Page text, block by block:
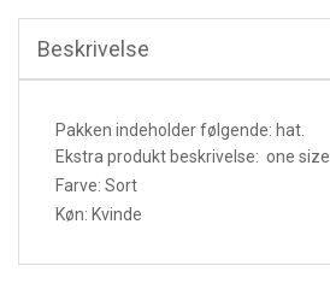
Beskrivelse
Pakken indeholder følgende: hat.
Ekstra produkt beskrivelse: one size
Farve: Sort
Køn: Kvinde